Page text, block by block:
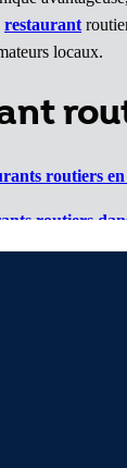
restaurant
locaux.
routiers
routiers